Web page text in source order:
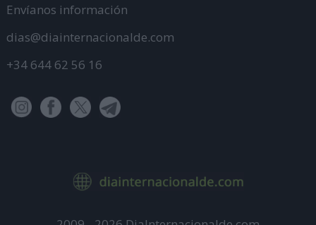
Envíanos información
dias@diainternacionalde.com
+34 644 62 56 16